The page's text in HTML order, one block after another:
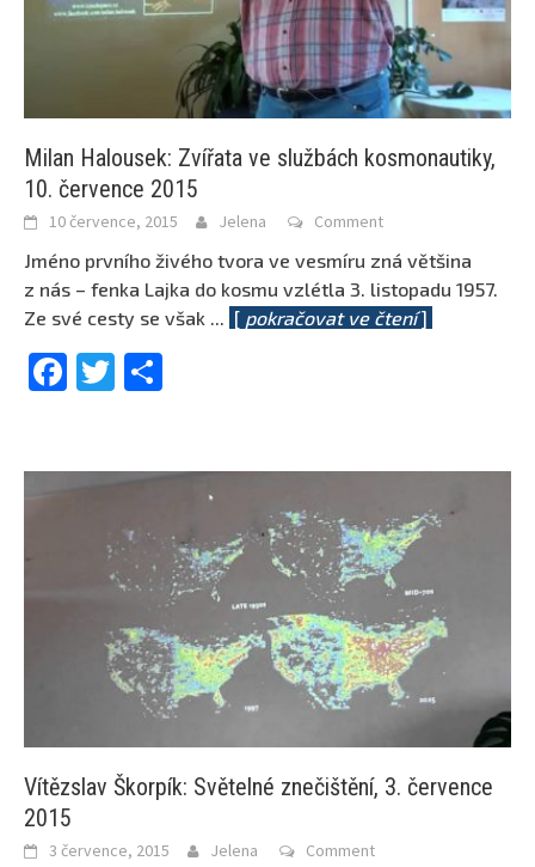
Milan Halousek: Zvířata ve službách kosmonautiky,
10. července 2015
10 července, 2015 Jelena Comment
Jméno prvního živého tvora ve vesmíru zná většina
z nás – fenka Lajka do kosmu vzlétla 3. listopadu 1957.
Ze své cesty se však ... [ pokračovat ve čtení]
Facebook
Twitter
Vítězslav Škorpík: Světelné znečištění, 3. července
2015
3 července, 2015 Jelena Comment